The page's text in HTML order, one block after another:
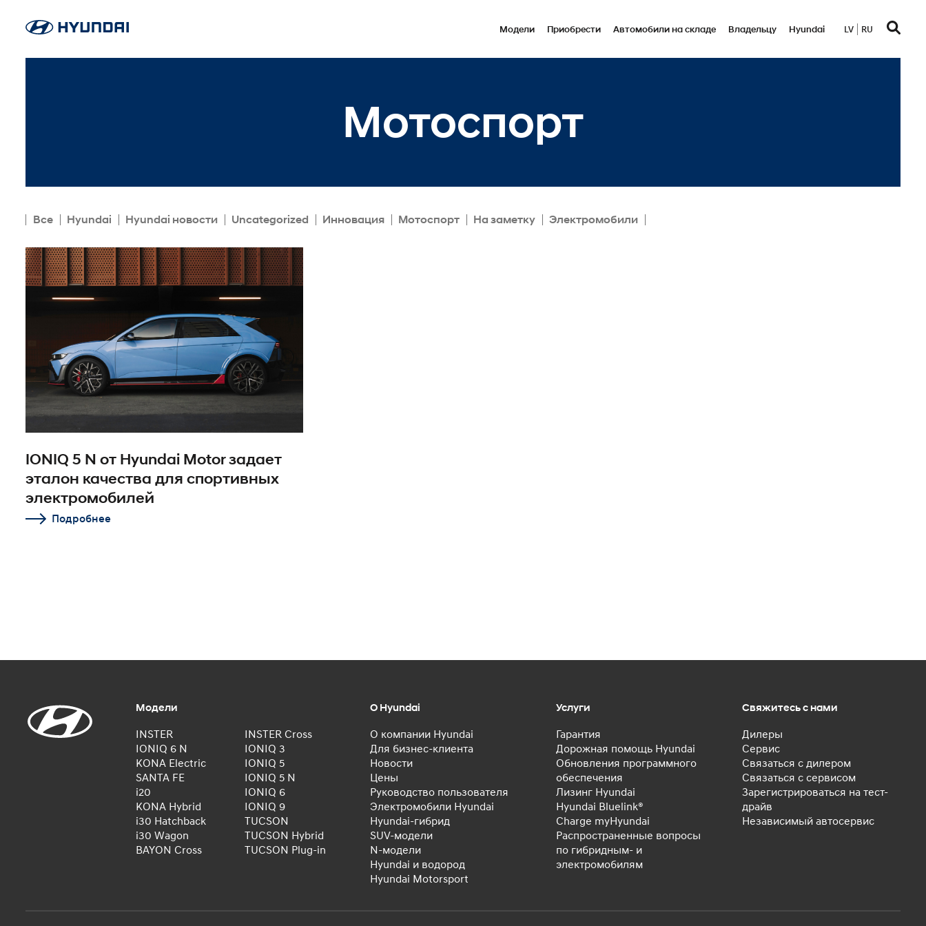
Модели Приобрести Автомобили на складе Bладельцу Hyundai LV RU
Мотоспорт
Все Hyundai Hyundai новости Uncategorized Инновация Мотоспорт На заметку Электромобили
IONIQ 5 N от Hyundai Motor задает
эталон качества для спортивных
электромобилей
Подробнее
Модели
INSTER
IONIQ 6 N
KONA Electric
SANTA FE
i20
KONA Hybrid
i30 Hatchback
i30 Wagon
BAYON Cross
INSTER Cross
IONIQ 3
IONIQ 5
IONIQ 5 N
IONIQ 6
IONIQ 9
TUCSON
TUCSON Hybrid
TUCSON Plug-in
О Hyundai
О компании Hyundai
Для бизнес-клиента
Новости
Цены
Руководство пользователя
Электромобили Hyundai
Hyundai-гибрид
SUV-модели
N-модели
Hyundai и водород
Hyundai Motorsport
Услуги
Гарантия
Дорожная помощь Hyundai
Обновления программного
обеспечения
Лизинг Hyundai
Hyundai Bluelink®
Charge myHyundai
Распространенные вопросы
по гибридным- и
электромобилям
Свяжитесь с нами
Дилеры
Сервис
Связаться с дилером
Связаться с сервисом
Зарегистрироваться на тест-
драйв
Независимый автосервис